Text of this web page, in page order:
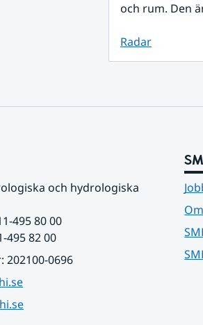
och rum. Den
Radar
och hydrologiska
495 80 00
495 82 00
0696